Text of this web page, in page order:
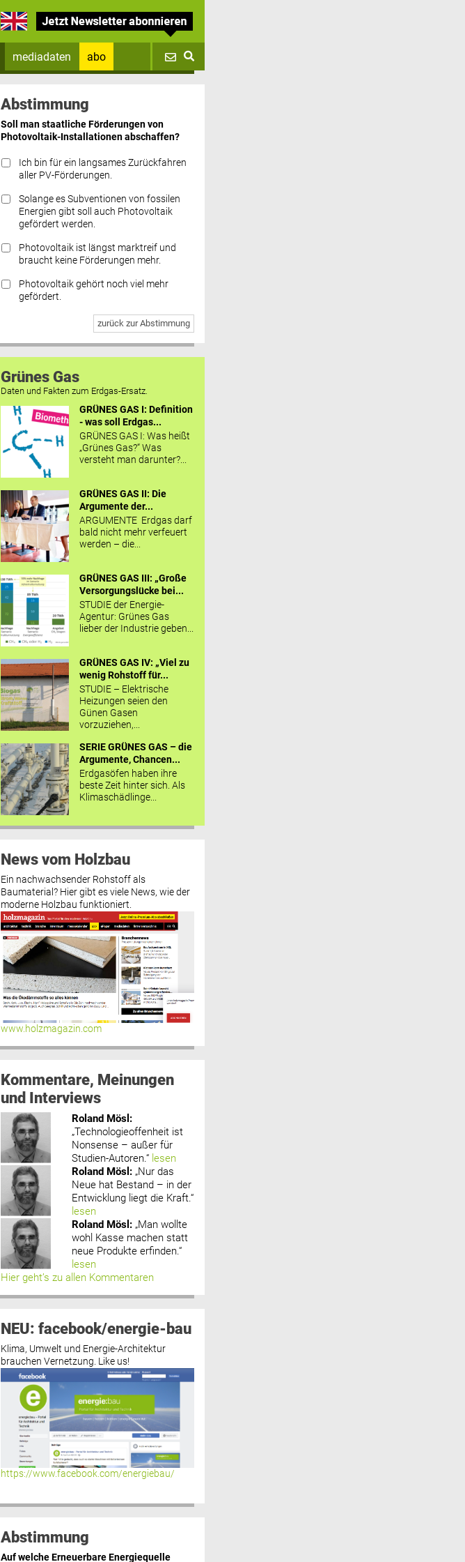
mediadaten
abo
Datenschutz FAQs
Abstimmung
Soll man staatliche Förderungen von
Photovoltaik-Installationen abschaffen?
Ich bin für ein langsames Zurückfahren
aller PV-Förderungen.
Solange es Subventionen von fossilen
Energien gibt soll auch Photovoltaik
gefördert werden.
Photovoltaik ist längst marktreif und
braucht keine Förderungen mehr.
Photovoltaik gehört noch viel mehr
gefördert.
zurück zur Abstimmung
Grünes Gas
Daten und Fakten zum Erdgas-Ersatz.
GRÜNES GAS I: Definition
- was soll Erdgas...
GRÜNES GAS I: Was heißt
„Grünes Gas?“ Was
versteht man darunter?...
GRÜNES GAS II: Die
Argumente der...
ARGUMENTE Erdgas darf
bald nicht mehr verfeuert
werden – die...
GRÜNES GAS III: „Große
Versorgungslücke bei...
STUDIE der Energie-
Agentur: Grünes Gas
lieber der Industrie geben...
GRÜNES GAS IV: „Viel zu
wenig Rohstoff für...
STUDIE – Elektrische
Heizungen seien den
Günen Gasen
vorzuziehen,...
SERIE GRÜNES GAS – die
Argumente, Chancen...
Erdgasöfen haben ihre
beste Zeit hinter sich. Als
Klimaschädlinge...
News vom Holzbau
Ein nachwachsender Rohstoff als
Baumaterial? Hier gibt es viele News, wie der
moderne Holzbau funktioniert.
www.holzmagazin.com
Kommentare, Meinungen
und Interviews
Roland Mösl :
„Technologieoffenheit ist
Nonsense – außer für
Studien-Autoren.“ lesen
Roland Mösl : „Nur das
Neue hat Bestand – in der
Entwicklung liegt die Kraft.“
lesen
Roland Mösl : „Man wollte
wohl Kasse machen statt
neue Produkte erfinden.“
lesen
Hier geht’s zu allen Kommentaren
NEU: facebook/energie-bau
Klima, Umwelt und Energie-Architektur
brauchen Vernetzung. Like us!
https://www.facebook.com/energiebau/
Abstimmung
Auf welche Erneuerbare Energiequelle